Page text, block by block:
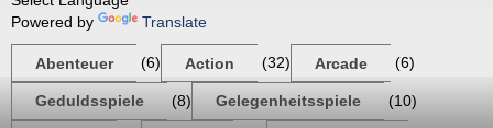
Powered by Translate
Abenteuer (6) Action (32) Arcade (6)
Geduldsspiele (8) Gelegenheitsspiele (10)